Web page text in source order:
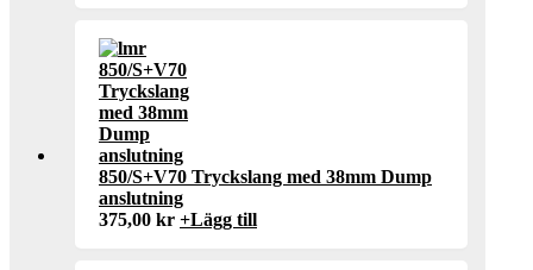
850/S+V70 Tryckslang med 38mm Dump
anslutning
375,00 kr +Lägg till